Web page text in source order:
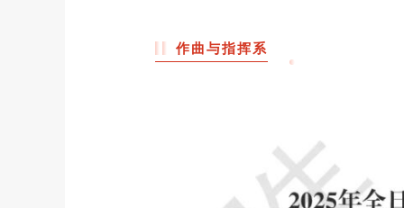
作曲与指挥系